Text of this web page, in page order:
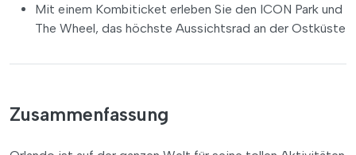
Mit einem Kombiticket erleben Sie den ICON Park und
The Wheel, das höchste Aussichtsrad an der Ostküste
Zusammenfassung